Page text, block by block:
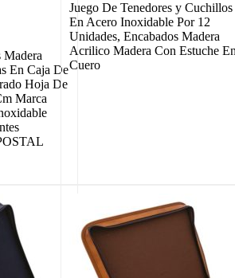
Madera
En Caja De
Hoja De
Marca
Juego De Tenedores y Cuchillos
En Acero Inoxidable Por 12
Unidades, Encabados Madera
Acrilico Madera Con Estuche
Cuero